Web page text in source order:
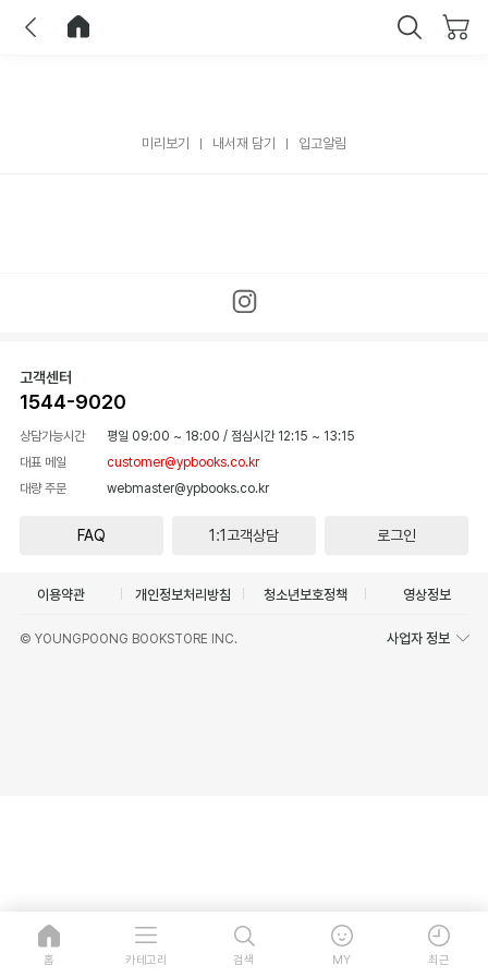
미리보기 내서재 담기 입고알림
고객센터
1544-9020
상담가능시간 평일 09:00 ~ 18:00 / 점심시간 12:15 ~ 13:15
대표 메일
customer@ypbooks.co.kr
대량 주문
webmaster@ypbooks.co.kr
FAQ 1:1고객상담 로그인
이용약관 개인정보처리방침 청소년보호정책 영상정보
© YOUNGPOONG BOOKSTORE INC. 사업자 정보
홈 카테고리 검색 MY 최근